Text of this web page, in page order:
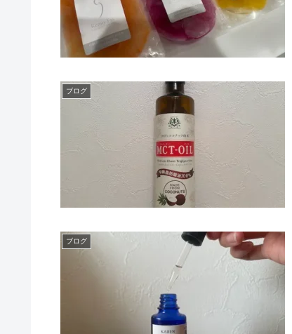
ブログ
ブログ